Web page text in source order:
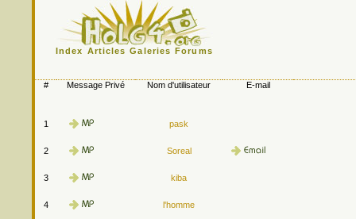
Index Articles Galeries Forums
# Message Privé Nom d'utilisateur E-mail
1 pask
2 Soreal
3 kiba
4 l'homme